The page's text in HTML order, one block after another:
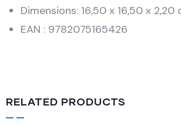
Dimensions: 16,50 x 16,50 x 2,20
EAN : 9782075165426
RELATED PRODUCTS